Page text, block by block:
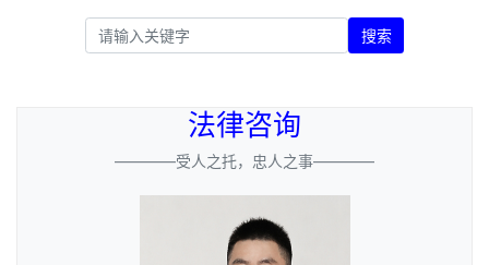
搜索
法律咨询
————受人之托，忠人之事————